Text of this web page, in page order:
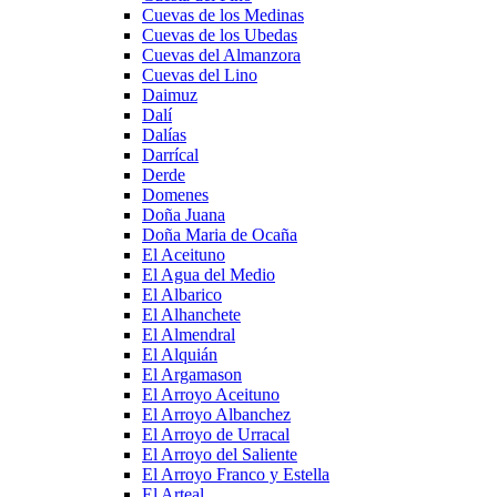
Cuevas de los Medinas
Cuevas de los Ubedas
Cuevas del Almanzora
Cuevas del Lino
Daimuz
Dalí
Dalías
Darrícal
Derde
Domenes
Doña Juana
Doña Maria de Ocaña
El Aceituno
El Agua del Medio
El Albarico
El Alhanchete
El Almendral
El Alquián
El Argamason
El Arroyo Aceituno
El Arroyo Albanchez
El Arroyo de Urracal
El Arroyo del Saliente
El Arroyo Franco y Estella